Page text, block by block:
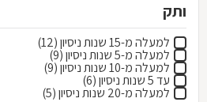
ותק
למעלה מ-15 שנות ניסיון (12)
למעלה מ-5 שנות ניסיון (9)
למעלה מ-10 שנות ניסיון (9)
עד 5 שנות ניסיון (6)
למעלה מ-20 שנות ניסיון (5)